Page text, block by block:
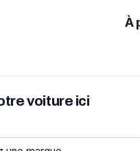
À
voiture ici